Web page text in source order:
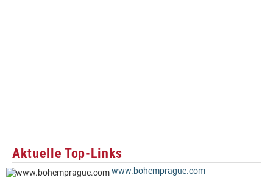
Aktuelle Top-Links
www.bohemprague.com